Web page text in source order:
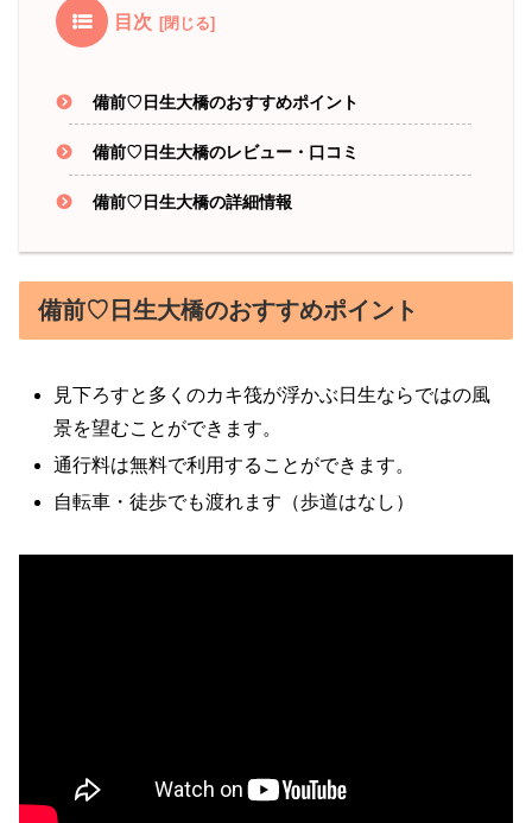
目次
備前♡日生大橋のおすすめポイント
備前♡日生大橋のレビュー・口コミ
備前♡日生大橋の詳細情報
備前♡日生大橋のおすすめポイント
見下ろすと多くのカキ筏が浮かぶ日生ならではの風
景を望むことができます。
通行料は無料で利用することができます。
自転車・徒歩でも渡れます（歩道はなし）